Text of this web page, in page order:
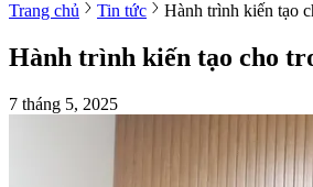
Trang chủ
Tin tức Hành trình kiến tạo
Hành trình kiến tạo cho
7 tháng 5, 2025